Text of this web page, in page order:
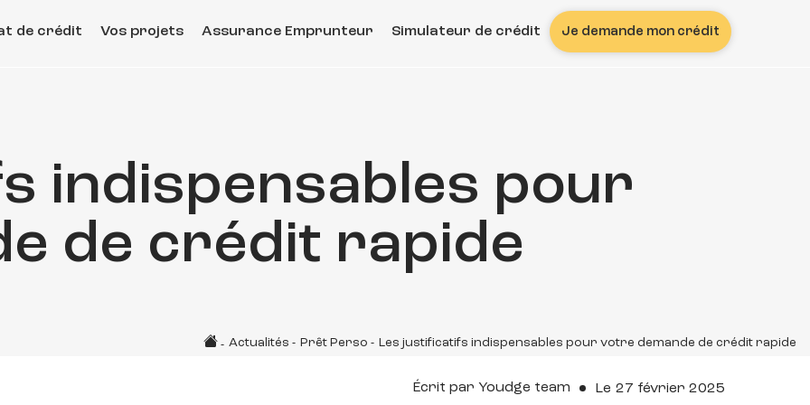
de crédit Vos projets Assurance Emprunteur Simulateur de crédit Je demande mon crédit
indispensables pour
de crédit rapide
- Actualités - Prêt Perso - Les justificatifs indispensables pour votre demande de crédit rapide
Écrit par Youdge team Le 27 février 2025